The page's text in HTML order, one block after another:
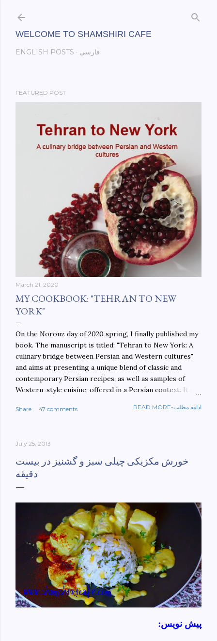
WELCOME TO SHAMSHIRI CAFE
ENGLISH POSTS فارسی
FEATURED POST
March 21, 2020
MY COOKBOOK: "TEHRAN TO NEW
YORK"
On the Norouz day of 2020 spring, I finally published my
book. The manuscript is titled: "Tehran to New York: A
culinary bridge between Persian and Western cultures"
and aims at presenting a unique blend of classic and
contemporary Persian recipes, as well as samples of
Western-style cuisine, offered in a Persian context. It is
walls. This book aims at constructing a bridge between
York-culinary-cultures-
ebook/dp/B0861H47GS/ref=sr_1_1?
dchild=1&keywords=tehran+to+new+york&qid=158481093
0&sr=8-1
Share 47 comments READ MORE-ادامه مطلب
July 25, 2013
خورش مکزیکی چیلی سبز و گشنیز در بیست
دقیقه
پیش نویس: